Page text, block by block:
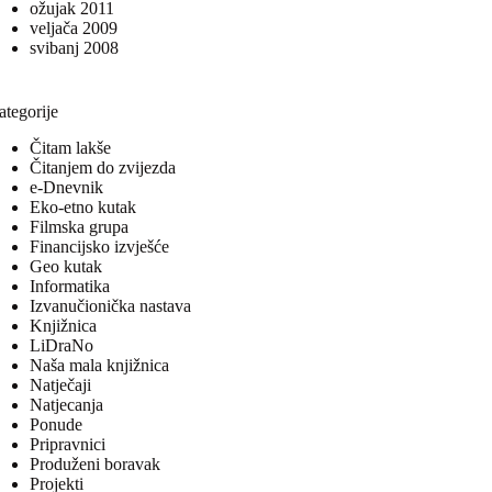
ožujak 2011
veljača 2009
svibanj 2008
Čitam lakše
Čitanjem do zvijezda
e-Dnevnik
Eko-etno kutak
Filmska grupa
Financijsko izvješće
Geo kutak
Informatika
Izvanučionička nastava
Knjižnica
LiDraNo
Naša mala knjižnica
Natječaji
Natjecanja
Ponude
Pripravnici
Produženi boravak
Projekti